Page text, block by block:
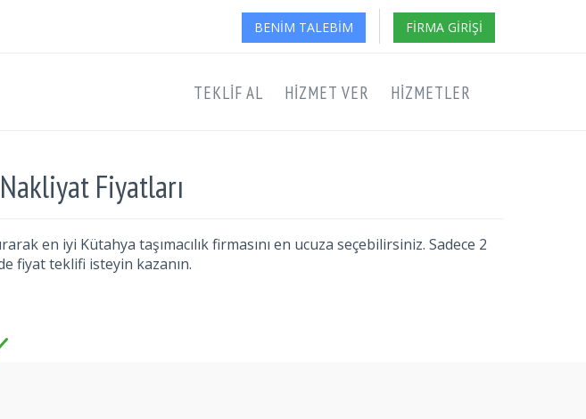
BENIM TALEBIM FIRMA GIRIŞI
TEKLIF AL HIZMET VER HIZMETLER
Fiyatları
en iyi Kütahya taşımacılık firmasını en ucuza seçebilirsiniz. Sadece 2
fiyat teklifi isteyin kazanın.